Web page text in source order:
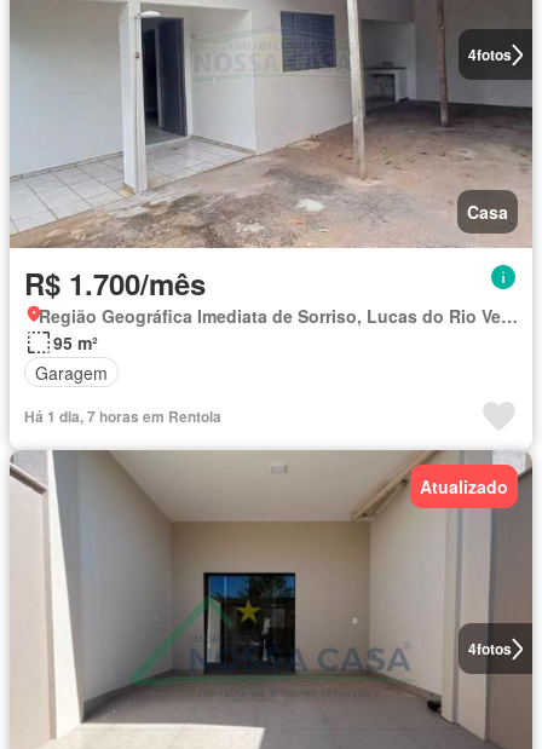
4fotos
Casa
R$ 1.700/mês
Região Geográfica Imediata de Sorriso, Lucas do Rio Verde
95 m²
Garagem
Há 1 dia, 7 horas em Rentola
4fotos
Atualizado